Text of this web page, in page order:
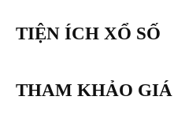
TIỆN ÍCH XỔ SỐ
THAM KHẢO GIÁ